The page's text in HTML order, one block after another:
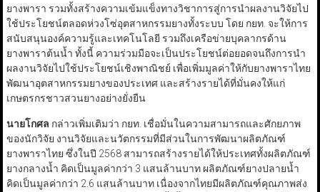
ยางพารา รวมทั้งสร้างความเข้มแข็งทางวิชาการสู่การนำผลงานวิจัยไป
ใช้ประโยชน์ตลอดห่วงโซ่อุตสาหกรรมยางทั้งระบบ โดย กยท. จะให้การ
สนับสนุนองค์ความรู้และเทคโนโลยี รวมถึงเครือข่ายบุคลากรด้าน
ยางพาราต้นน้ำ ทั้งนี้ ความร่วมมือจะเป็นประโยชน์ต่อยอดจนถึงการนำ
ผลงานวิจัยไปใช้ประโยชน์เชิงพาณิชย์ เพื่อเพิ่มมูลค่าให้กับยางพาราไทย
พัฒนาอุตสาหกรรมยางของประเทศ และสร้างรายได้ที่มั่นคงให้แก่
เกษตรกรชาวสวนยางอย่างยั่งยืน
นายโกศล กล่าวเพิ่มเติมว่า กยท. เชื่อมั่นในความสามารถและศักยภาพ
ของนักวิจัย งานวิจัยและนวัตกรรมที่มีส่วนในการพัฒนาผลิตภัณฑ์
ยางพาราไทย ซึ่งในปี 2568 สามารถสร้างรายได้ให้ประเทศทั้งผลิตภัณฑ์
ยางกลางน้ำ คิดเป็นมูลค่ากว่า 3 แสนล้านบาท ผลิตภัณฑ์ยางปลายน้ำ
คิดเป็นมูลค่ากว่า 2.6 แสนล้านบาท เนื่องจากไทยมีผลิตภัณฑ์คุณภาพส่ง